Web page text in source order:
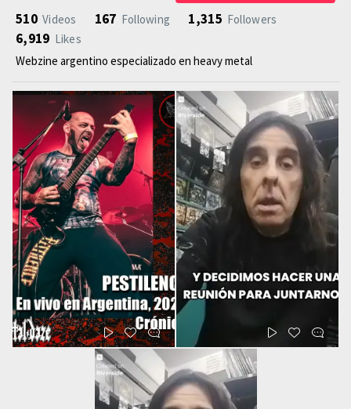
510 Videos 167 Following 1,315 Followers
6,919 Likes
Webzine argentino especializado en heavy metal